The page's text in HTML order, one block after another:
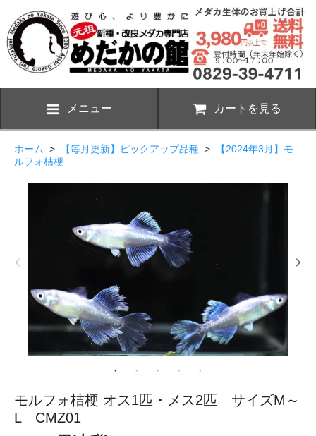
メニュー カートを見る
ホーム > 【毎月更新】ピックアップ品種 >
【2024年3月】モ
ルフォ桔梗
モルフォ桔梗 オス1匹・メス2匹 サイズM～
L CMZ01